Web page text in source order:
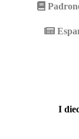
I